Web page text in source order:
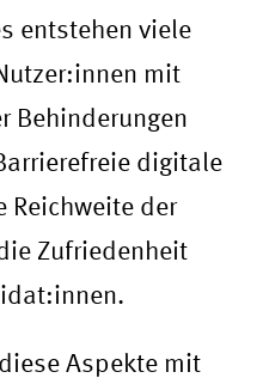
entstehen viele
mit
Behinderungen
digitale
Reichweite der
Zufriedenheit
Aspekte mit